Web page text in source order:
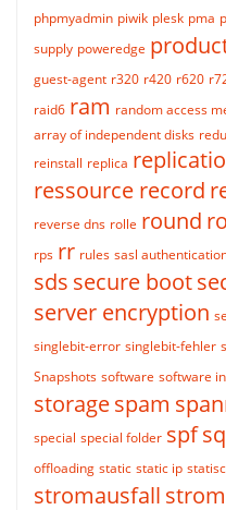
phpmyadmin piwik plesk pma
supply poweredge
guest-agent r320 r420 r620
raid6 ram random access
array of independent disks
reinstall replica
ressource record
reverse dns rolle round
rps rr rules sasl
sds secure boot
server encryption
singlebit-error singlebit-fehler
Snapshots software software
storagespam
special special folder spf
offloading static static ip
stromausfall